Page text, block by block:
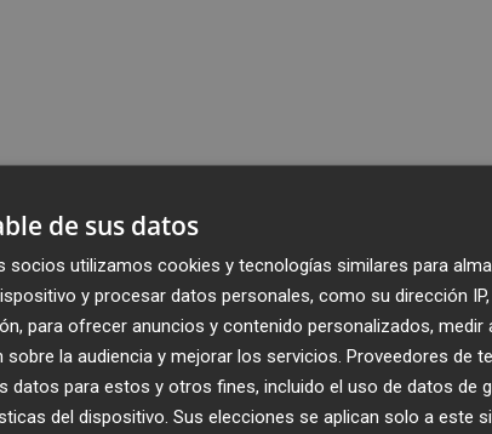
de sus datos
socios utilizamos cookies y tecnologías similares para
y procesar datos personales, como su dirección
para ofrecer anuncios y contenido personalizados, medir
la audiencia y mejorar los servicios. Proveedores de
datos para estos y otros fines, incluido el uso de datos de
del dispositivo. Sus elecciones se aplican solo a este